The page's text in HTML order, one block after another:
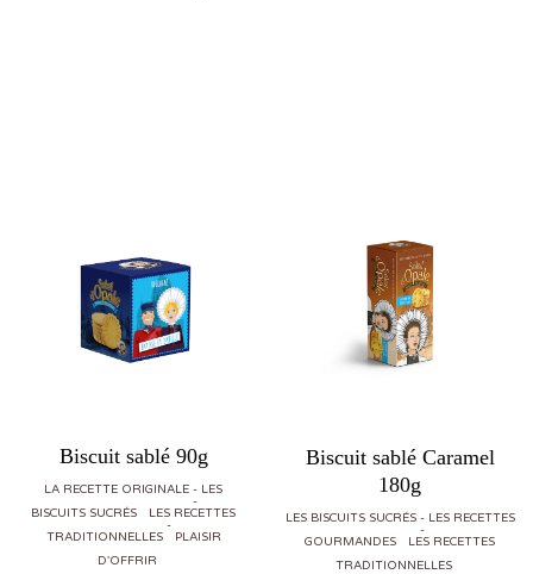
Biscuit sablé 90g
LA RECETTE ORIGINALE
LES
BISCUITS SUCRÉS
LES RECETTES
TRADITIONNELLES
PLAISIR
D'OFFRIR
Biscuit sablé Caramel
180g
LES BISCUITS SUCRÉS
LES RECETTES
GOURMANDES
LES RECETTES
TRADITIONNELLES